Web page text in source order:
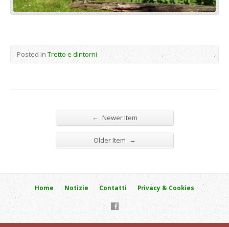
Posted in Tretto e dintorni
← Newer Item
Older Item →
Home Notizie Contatti Privacy & Cookies